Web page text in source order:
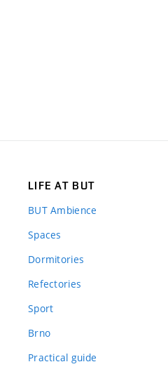
LIFE AT BUT
BUT Ambience
Spaces
Dormitories
Refectories
Sport
Brno
Practical guide